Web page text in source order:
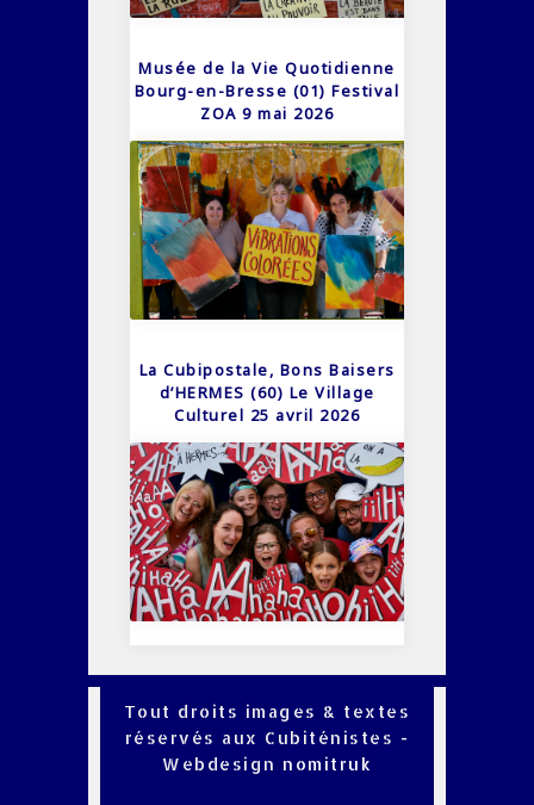
Musée de la Vie Quotidienne
Bourg-en-Bresse (01) Festival
ZOA 9 mai 2026
La Cubipostale, Bons Baisers
d’HERMES (60) Le Village
Culturel 25 avril 2026
Tout droits images & textes
réservés aux Cubiténistes -
Webdesign nomitruk